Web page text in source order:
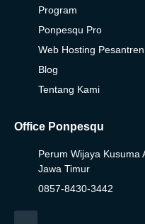
Program
Ponpesqu Pro
Web Hosting Pesantren
Blog
Tentang Kami
Office Ponpesqu
Perum Wijaya Kusuma
Jawa Timur
0857-8430-3442